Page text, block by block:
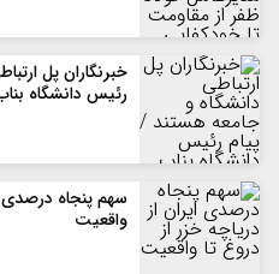
خبرنگاران پل
رئیس دانشگاه بناب به
سهم پنجاه درصدی
واقعیت